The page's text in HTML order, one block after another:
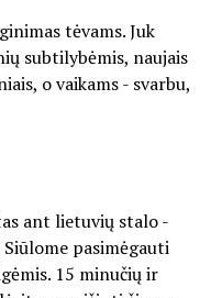
tėvams. Juk
subtilybėmis, naujais
o vaikams - svarbu,
ant lietuvių stalo -
pasimėgauti
15 minučių ir